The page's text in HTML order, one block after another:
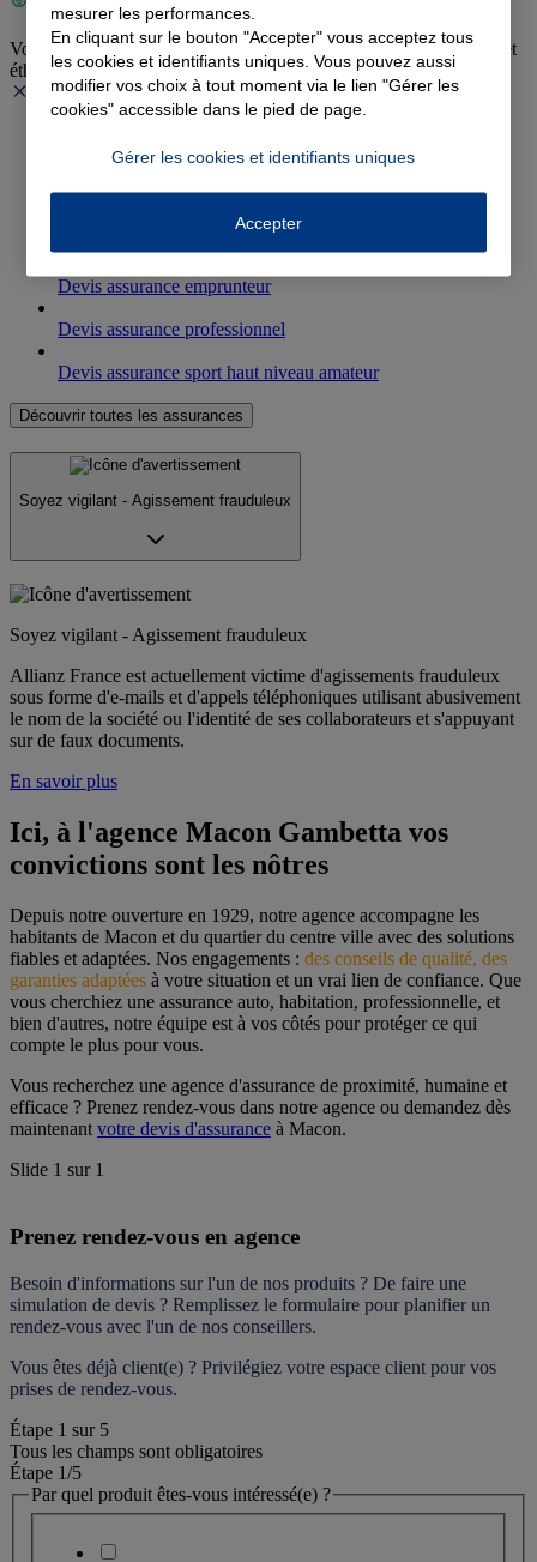
Votre agence agit au quotidien pour une activité plus responsable et
éthique.
Devis assurance auto
Devis assurance habitation
Devis assurance emprunteur
Devis assurance professionnel
Devis assurance sport haut niveau amateur
Découvrir toutes les assurances
Soyez vigilant - Agissement frauduleux
Soyez vigilant - Agissement frauduleux
Allianz France est actuellement victime d'agissements frauduleux
sous forme d'e-mails et d'appels téléphoniques utilisant abusivement
le nom de la société ou l'identité de ses collaborateurs et s'appuyant
sur de faux documents.
En savoir plus
Ici, à l'agence Macon Gambetta vos
convictions sont les nôtres
Depuis notre ouverture en 1929, notre agence accompagne les
habitants de Macon et du quartier du centre ville avec des solutions
fiables et adaptées. Nos engagements : des conseils de qualité, des
garanties adaptées à votre situation et un vrai lien de confiance. Que
vous cherchiez une assurance auto, habitation, professionnelle, et
bien d'autres, notre équipe est à vos côtés pour protéger ce qui
compte le plus pour vous.
Vous recherchez une agence d'assurance de proximité, humaine et
efficace ? Prenez rendez-vous dans notre agence ou demandez dès
maintenant votre devis d'assurance à Macon.
Slide 1 sur 1
Prenez rendez-vous en agence
Besoin d'informations sur l'un de nos produits ? De faire une
simulation de devis ? Remplissez le formulaire pour planifier un
rendez-vous avec l'un de nos conseillers.
Vous êtes déjà client(e) ? Privilégiez votre espace client pour vos
prises de rendez-vous.
Étape 1 sur 5
Tous les champs sont obligatoires
Étape 1/5
Par quel produit êtes-vous intéressé(e) ?
mesurer les performances.
En cliquant sur le bouton "Accepter" vous acceptez tous
les cookies et identifiants uniques. Vous pouvez aussi
modifier vos choix à tout moment via le lien "Gérer les
cookies" accessible dans le pied de page.
Gérer les cookies et identifiants uniques
Accepter